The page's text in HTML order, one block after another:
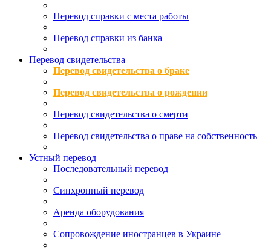
Перевод справки с места работы
Перевод справки из банка
Перевод свидетельства
Перевод свидетельства о браке
Перевод свидетельства о рождении
Перевод свидетельства о смерти
Перевод свидетельства о праве на собственность
Устный перевод
Последовательный перевод
Синхронный перевод
Аренда оборудования
Сопровождение иностранцев в Украине